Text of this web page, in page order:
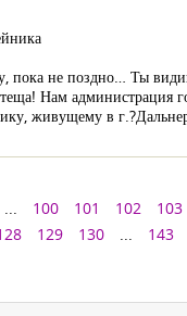
пока не поздно… Ты
Нам администрация
живущему в
... 100 101 102 103
129 130 ... 143